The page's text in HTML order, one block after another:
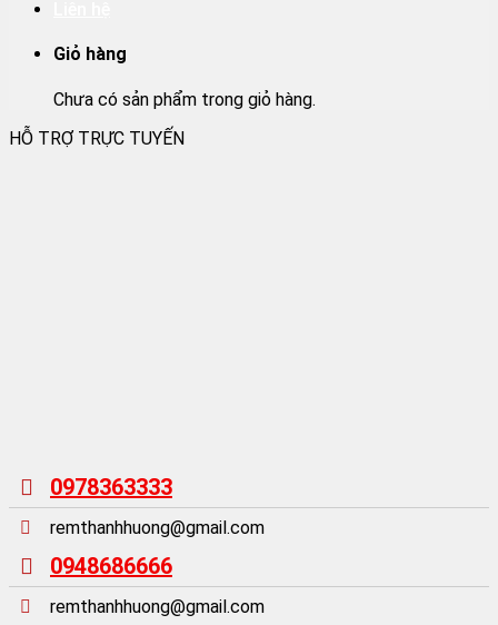
Giỏ hàng
Chưa có sản phẩm trong giỏ hàng.
HỖ TRỢ TRỰC TUYẾN
0978363333
remthanhhuong@gmail.com
0948686666
remthanhhuong@gmail.com